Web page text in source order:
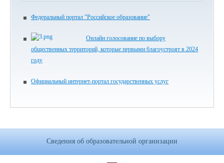
Федеральный портал "Российское образование"
Онлайн голосование по выбору
общественных территорий, которые первыми благоустроят в 2024
году
Официальный интернет-портал государственных услуг
Сведения об образовательной организации